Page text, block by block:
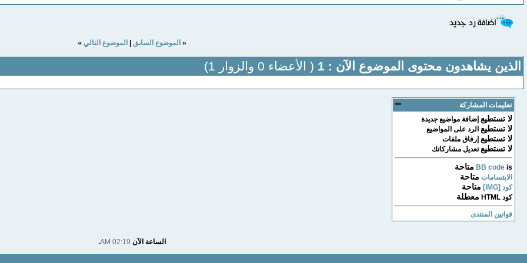
« الموضوع السابق الموضوع التالي »
الذين يشاهدون محتوى الموضوع الآن : 1 ( الأعضاء 0 والزوار 1)
تعليمات المشاركة
لا تستطيع إضافة مواضيع جديدة
لا تستطيع الرد على المواضيع
لا تستطيع إرفاق ملفات
لا تستطيعتعديل مشاركاتك
BB code is متاحة
الابتسامات متاحة
كود [IMG] متاحة
كود HTML معطلة
قوانين المنتدى
الساعة الآن 02:19 AM
.